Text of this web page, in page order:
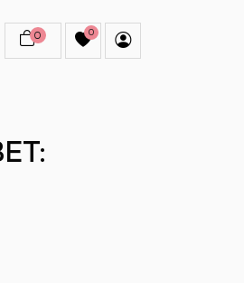
0 0